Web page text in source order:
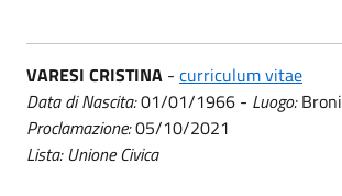
VARESI CRISTINA - curriculum vitae
Data di Nascita:01/01/1966 - Luogo:Broni
Proclamazione:05/10/2021
Lista: Unione Civica